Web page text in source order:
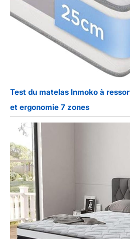
Test du matelas Inmoko à
et ergonomie 7 zones